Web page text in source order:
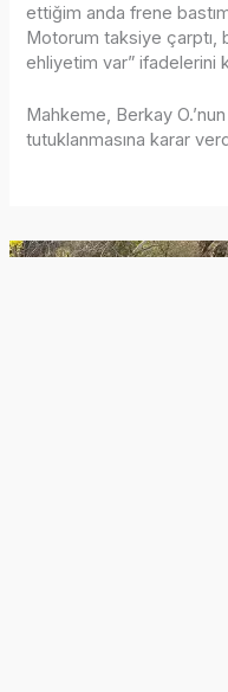
ettiğim anda frene
Motorum taksiye çarptı,
ehliyetim var” ifadelerini
Mahkeme, Berkay
tutuklanmasına karar